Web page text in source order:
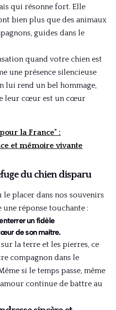
qui résonne fort. Elle
bien plus que des animaux
guides dans le
quand votre chien est
une présence silencieuse
lui rend un bel hommage,
leur cœur est un cœur
la France" :
et mémoire vivante
du chien disparu
le placer dans nos souvenirs
une réponse touchante :
un fidèle
de son maître.
la terre et les pierres, ce
compagnon dans le
si le temps passe, même
continue de battre au